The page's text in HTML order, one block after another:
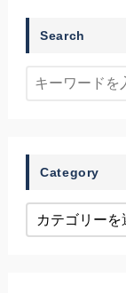
Search
Category